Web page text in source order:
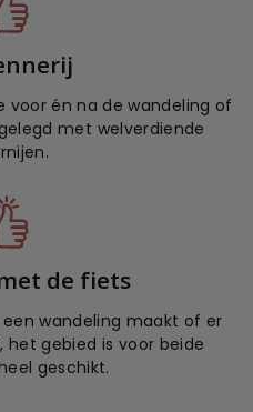
voor én na de wandeling of
met welverdiende
de fiets
wandeling maakt of er
gebied is voor beide
geschikt.